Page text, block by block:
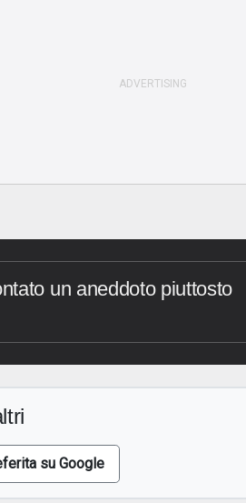
un aneddoto piuttosto
su Google